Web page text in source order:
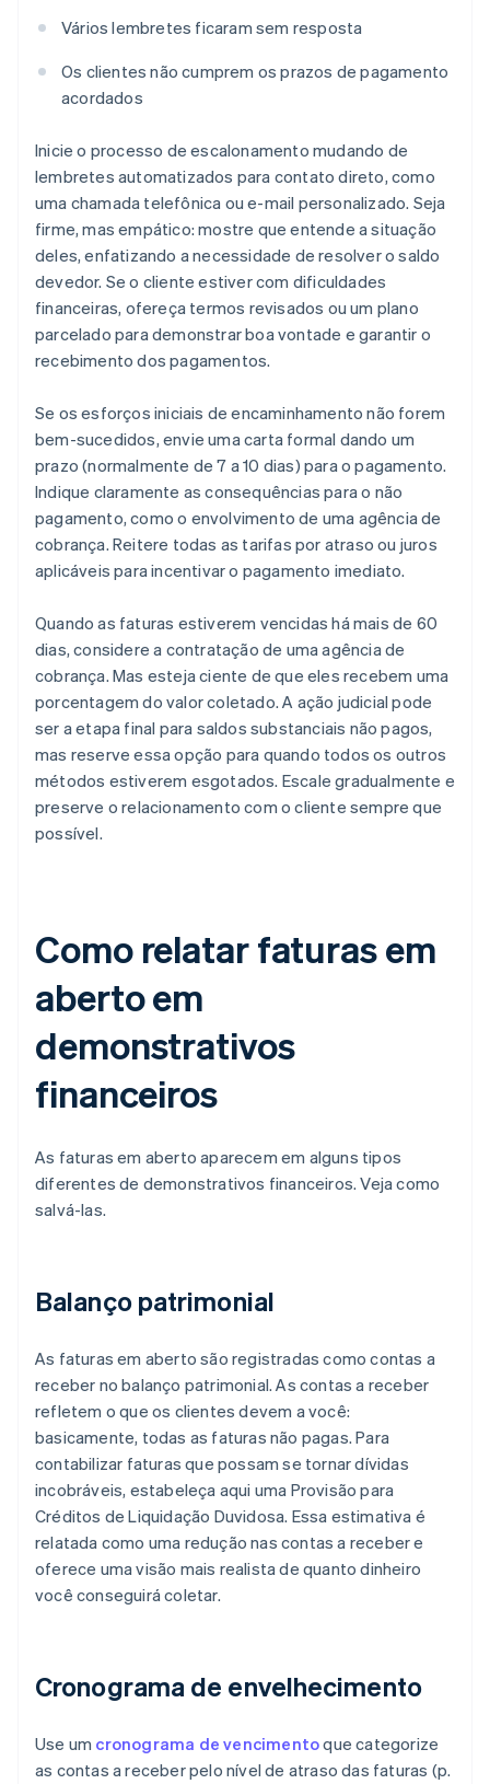
Vários lembretes ficaram sem resposta
Os clientes não cumprem os prazos de pagamento
acordados
Inicie o processo de escalonamento mudando de
lembretes automatizados para contato direto, como
uma chamada telefônica ou e-mail personalizado. Seja
firme, mas empático: mostre que entende a situação
deles, enfatizando a necessidade de resolver o saldo
devedor. Se o cliente estiver com dificuldades
financeiras, ofereça termos revisados ou um plano
parcelado para demonstrar boa vontade e garantir o
recebimento dos pagamentos.
Se os esforços iniciais de encaminhamento não forem
bem-sucedidos, envie uma carta formal dando um
prazo (normalmente de 7 a 10 dias) para o pagamento.
Indique claramente as consequências para o não
pagamento, como o envolvimento de uma agência de
cobrança. Reitere todas as tarifas por atraso ou juros
aplicáveis para incentivar o pagamento imediato.
Quando as faturas estiverem vencidas há mais de 60
dias, considere a contratação de uma agência de
cobrança. Mas esteja ciente de que eles recebem uma
porcentagem do valor coletado. A ação judicial pode
ser a etapa final para saldos substanciais não pagos,
mas reserve essa opção para quando todos os outros
métodos estiverem esgotados. Escale gradualmente e
preserve o relacionamento com o cliente sempre que
possível.
Como relatar faturas em
aberto em
demonstrativos
financeiros
As faturas em aberto aparecem em alguns tipos
diferentes de demonstrativos financeiros. Veja como
salvá-las.
Balanço patrimonial
As faturas em aberto são registradas como contas a
receber no balanço patrimonial. As contas a receber
refletem o que os clientes devem a você:
basicamente, todas as faturas não pagas. Para
contabilizar faturas que possam se tornar dívidas
incobráveis, estabeleça aqui uma Provisão para
Créditos de Liquidação Duvidosa. Essa estimativa é
relatada como uma redução nas contas a receber e
oferece uma visão mais realista de quanto dinheiro
você conseguirá coletar.
Cronograma de envelhecimento
Use um cronograma de vencimentoque categorize
as contas a receber pelo nível de atraso das faturas (p.